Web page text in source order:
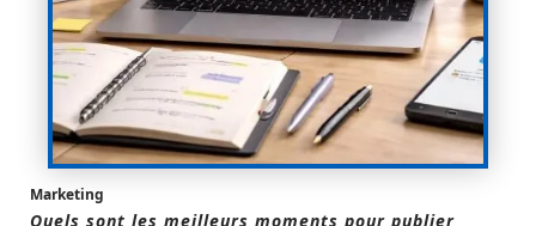
Marketing
Quels sont les meilleurs moments pour publier